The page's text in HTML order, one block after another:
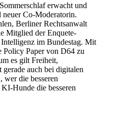
erwacht und
Co-Moderatorin.
Berliner Rechtsanwalt
Mitglied der Enquete-
im Bundestag. Mit
Policy Paper von D64 zu
es gilt Freiheit,
auch bei digitalen
wer die besseren
Hunde die besseren